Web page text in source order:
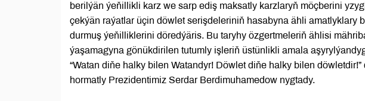
berilýän ýeňillikli karz we sarp ediş maksatly karzlaryň möçberini
çekýän raýatlar üçin döwlet serişdeleriniň hasabyna ähli amatlyklary
durmuş ýeňilliklerini döredýäris. Bu taryhy özgertmeleriň ählisi
ýaşamagyna gönükdirilen tutumly işleriň üstünlikli amala
“Watan diňe halky bilen Watandyr! Döwlet diňe halky bilen
hormatly Prezidentimiz Serdar Berdimuhamedow nygtady.